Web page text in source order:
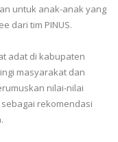
untuk anak-anak yang
dari tim PINUS.
adat di kabupaten
masyarakat dan
nilai-nilai
rekomendasi